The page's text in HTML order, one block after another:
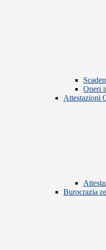
Oneri
Attestazioni
Burocrazia